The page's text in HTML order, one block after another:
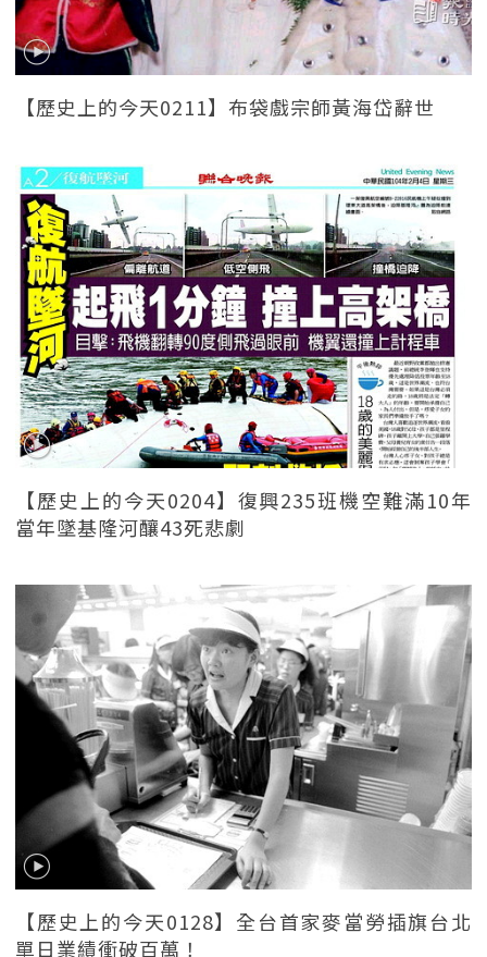
【歷史上的今天0211】布袋戲宗師黃海岱辭世
【歷史上的今天0204】復興235班機空難滿10年
當年墜基隆河釀43死悲劇
【歷史上的今天0128】全台首家麥當勞插旗台北
單日業績衝破百萬！